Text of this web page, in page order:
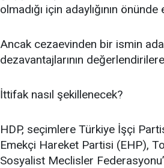
olmadığı için adaylığının
Ancak cezaevinden bir ismin
dezavantajlarının
İttifak nasıl şekillenecek?
HDP, seçimlere Türkiye İşçi
Emekçi Hareket Partisi (EHP),
Sosyalist Meclisler